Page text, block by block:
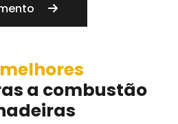
a combustão